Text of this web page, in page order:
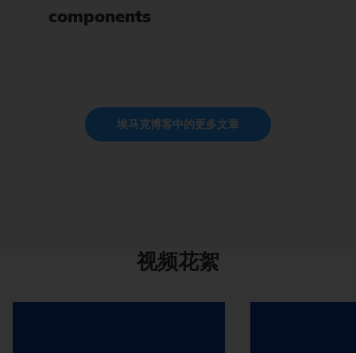
components
埃马克博客中的更多文章
视频花絮